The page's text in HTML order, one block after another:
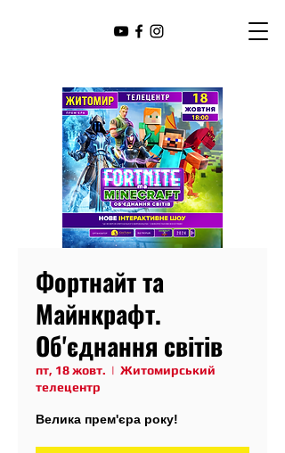
Фортнайт та
Майнкрафт.
Об'єднання світів
пт, 18 жовт.
  |
Житомирський
телецентр
Велика прем'єра року!